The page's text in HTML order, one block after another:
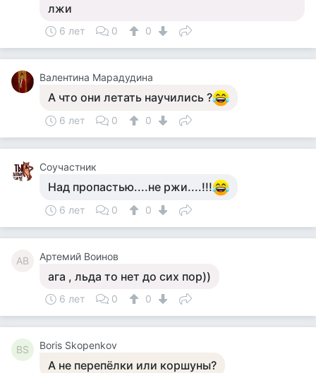
лжи
6 лет 0 0
Валентина Марадудина
А что они летать научились ?
6 лет 0 0
Соучастник
Над пропастью....не ржи....!!!
6 лет 0 0
АВ Артемий Воинов
ага , льда то нет до сих пор))
6 лет 0 0
BS Boris Skopenkov
А не перепёлки или коршуны?